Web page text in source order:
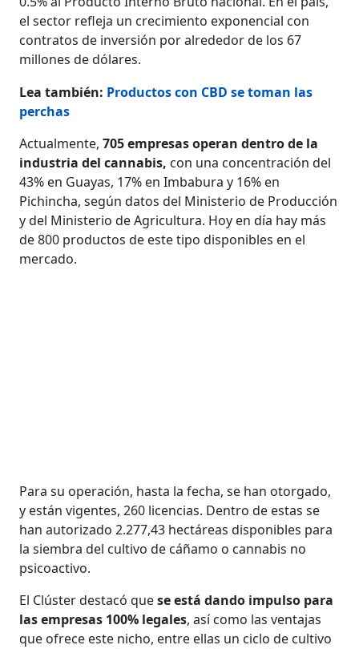
el sector refleja un crecimiento exponencial con
contratos de inversión por alrededor de los 67
millones de dólares.
Lea también: Productos con CBD se toman las
perchas
Actualmente,705 empresas operan dentro de la
industria del cannabis, con una concentración del
43% en Guayas, 17% en Imbabura y 16% en
Pichincha, según datos del Ministerio de Producción
y del Ministerio de Agricultura. Hoy en día hay más
de 800 productos de este tipo disponibles en el
mercado.
Para su operación, hasta la fecha, se han otorgado,
y están vigentes, 260 licencias. Dentro de estas se
han autorizado 2.277,43 hectáreas disponibles para
la siembra del cultivo de cáñamo o cannabis no
psicoactivo.
El Clúster destacó quese está dando impulso para
las empresas 100% legales, así como las ventajas
que ofrece este nicho, entre ellas un ciclo de cultivo